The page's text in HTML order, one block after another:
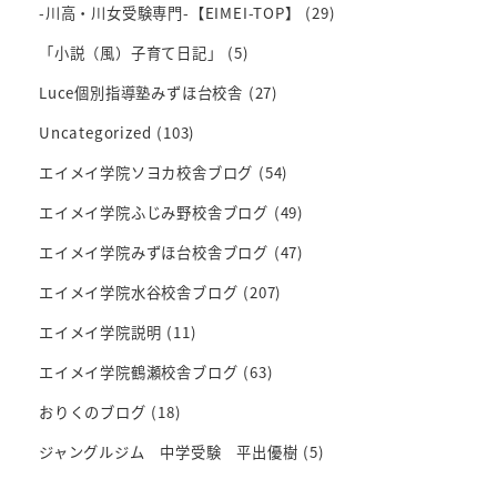
-川高・川女受験専門-【EIMEI-TOP】
(29)
「小説（風）子育て日記」
(5)
Luce個別指導塾みずほ台校舎 (27)
Uncategorized (103)
エイメイ学院ソヨカ校舎ブログ (54)
エイメイ学院ふじみ野校舎ブログ (49)
エイメイ学院みずほ台校舎ブログ (47)
エイメイ学院水谷校舎ブログ (207)
エイメイ学院説明 (11)
エイメイ学院鶴瀬校舎ブログ (63)
おりくのブログ (18)
ジャングルジム 中学受験 平出優樹 (5)